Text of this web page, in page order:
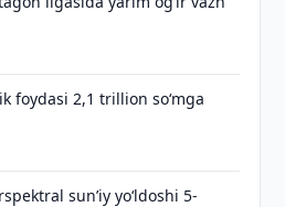
foydasi 2,1 trillion so‘mga
sun’iy yo‘ldoshi 5-